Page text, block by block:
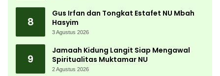
8
Gus Irfan dan Tongkat Estafet NU Mbah
Hasyim
3 Agustus 2026
9
Jamaah Kidung Langit Siap Mengawal
Spiritualitas Muktamar NU
2 Agustus 2026